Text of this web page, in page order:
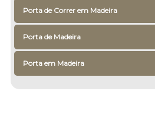
Porta de Correr em Madeira
Porta de Madeira
Porta em Madeira